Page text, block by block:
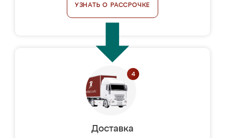
УЗНАТЬ О РАССРОЧКЕ
Доставка